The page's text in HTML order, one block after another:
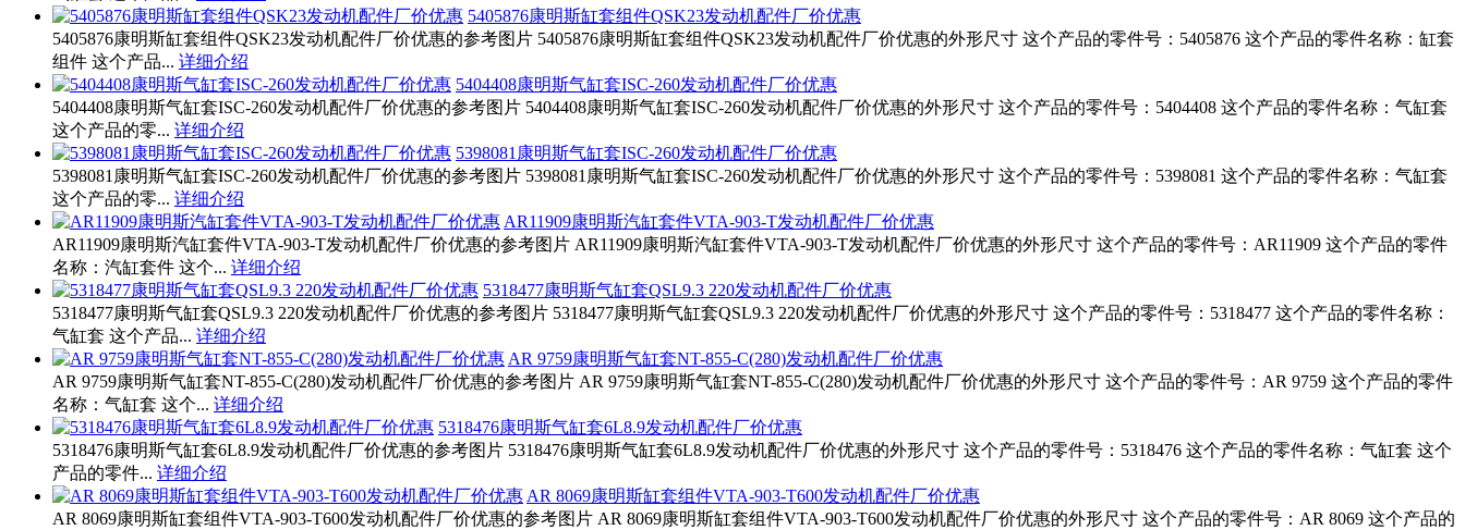
5405876康明斯缸套组件QSK23发动机配件厂价优惠
5405876康明斯缸套组件QSK23发动机配件厂价优惠的参考图片 5405876康明斯缸套组件QSK23发动机配件厂价优惠的外形尺寸 这个产品的零件号：5405876 这个产品的零件名称：缸套
组件 这个产品... 详细介绍
5404408康明斯气缸套ISC-260发动机配件厂价优惠
5404408康明斯气缸套ISC-260发动机配件厂价优惠的参考图片 5404408康明斯气缸套ISC-260发动机配件厂价优惠的外形尺寸 这个产品的零件号：5404408 这个产品的零件名称：气缸套
这个产品的零... 详细介绍
5398081康明斯气缸套ISC-260发动机配件厂价优惠
5398081康明斯气缸套ISC-260发动机配件厂价优惠的参考图片 5398081康明斯气缸套ISC-260发动机配件厂价优惠的外形尺寸 这个产品的零件号：5398081 这个产品的零件名称：气缸套
这个产品的零... 详细介绍
AR11909康明斯汽缸套件VTA-903-T发动机配件厂价优惠
AR11909康明斯汽缸套件VTA-903-T发动机配件厂价优惠的参考图片 AR11909康明斯汽缸套件VTA-903-T发动机配件厂价优惠的外形尺寸 这个产品的零件号：AR11909 这个产品的零件
名称：汽缸套件 这个... 详细介绍
5318477康明斯气缸套QSL9.3 220发动机配件厂价优惠
5318477康明斯气缸套QSL9.3 220发动机配件厂价优惠的参考图片 5318477康明斯气缸套QSL9.3 220发动机配件厂价优惠的外形尺寸 这个产品的零件号：5318477 这个产品的零件名称：
气缸套 这个产品... 详细介绍
AR 9759康明斯气缸套NT-855-C(280)发动机配件厂价优惠
AR 9759康明斯气缸套NT-855-C(280)发动机配件厂价优惠的参考图片 AR 9759康明斯气缸套NT-855-C(280)发动机配件厂价优惠的外形尺寸 这个产品的零件号：AR 9759 这个产品的零件
名称：气缸套 这个... 详细介绍
5318476康明斯气缸套6L8.9发动机配件厂价优惠
5318476康明斯气缸套6L8.9发动机配件厂价优惠的参考图片 5318476康明斯气缸套6L8.9发动机配件厂价优惠的外形尺寸 这个产品的零件号：5318476 这个产品的零件名称：气缸套 这个
产品的零件... 详细介绍
AR 8069康明斯缸套组件VTA-903-T600发动机配件厂价优惠
AR 8069康明斯缸套组件VTA-903-T600发动机配件厂价优惠的参考图片 AR 8069康明斯缸套组件VTA-903-T600发动机配件厂价优惠的外形尺寸 这个产品的零件号：AR 8069 这个产品的